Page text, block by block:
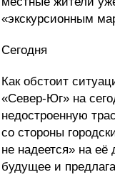
«экскурсионным
Сегодня
Как обстоит
«Север-Юг» на
недостроенную
со стороны
не надеется» на её
будущее и